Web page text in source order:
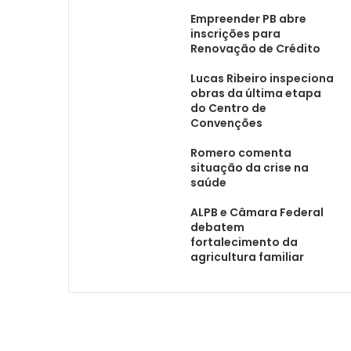
Empreender PB abre
inscrições para
Renovação de Crédito
Lucas Ribeiro inspeciona
obras da última etapa
do Centro de
Convenções
Romero comenta
situação da crise na
saúde
ALPB e Câmara Federal
debatem
fortalecimento da
agricultura familiar